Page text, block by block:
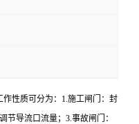
性质可分为：1.施工闸门：封
节导流口流量；3.事故闸门：